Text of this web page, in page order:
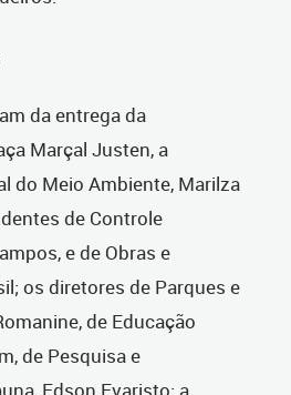
da entrega da
Marçal Justen, a
do Meio Ambiente, Marilza
de Controle
e de Obras e
os diretores de Parques e
de Educação
de Pesquisa e
Edson Evaristo; a